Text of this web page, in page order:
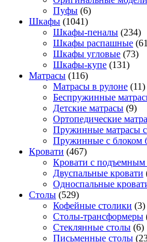
Пуфы (6)
Шкафы (1041)
Шкафы-пеналы (234)
Шкафы распашные
Шкафы угловые (73)
Шкафы-купе (131)
Матрасы (116)
Матрасы в рулоне (11)
Беспружинные
Детские матрасы (9)
Ортопедические
Пружинные матрасы
Пружинные с блоком
Кровати (467)
Кровати с
Двуспальные кровати
Односпальные
Столы (529)
Кофейные столики (3)
Столы-трансформеры
Стеклянные столы (6)
Письменные столы